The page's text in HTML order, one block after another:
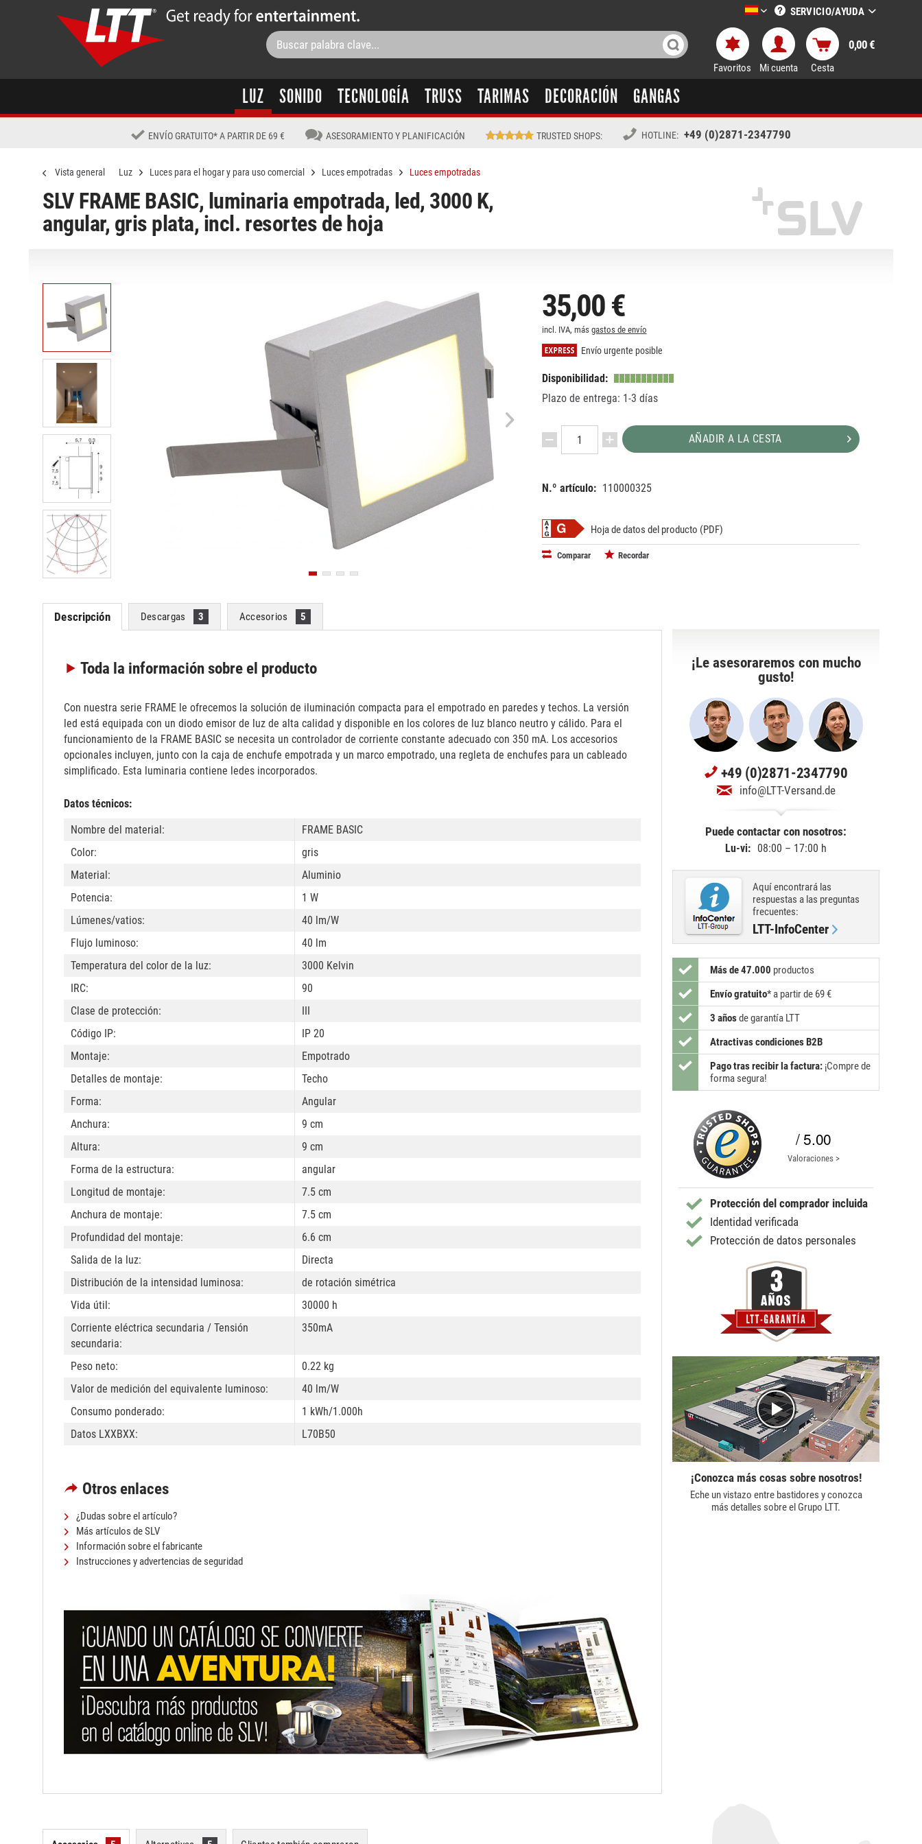
LTT-Versand spanisch
SERVICIO/AYUDA
Favoritos Mi cuenta Cesta
0,00 €
LUZ SONIDO TECNOLOGÍA TRUSS TARIMAS DECORACIÓN GANGAS
ENVÍO GRATUITO* A PARTIR DE 69 € ASESORAMIENTO Y PLANIFICACIÓN TRUSTED SHOPS: HOTLINE: +49 (0)2871-2347790
Vista general Luz Luces para el hogar y para uso comercial Luces empotradas Luces empotradas
SLV FRAME BASIC, luminaria empotrada, led, 3000 K,
angular, gris plata, incl. resortes de hoja
35,00 €
incl. IVA, más gastos de envío
Envío urgente posible
Disponibilidad:
Plazo de entrega: 1-3 días
AÑADIR A LA CESTA
N.º artículo: 110000325
Hoja de datos del producto (PDF)
Comparar Recordar
Descripción Descargas 3 Accesorios 5
Toda la informaciónsobre el producto
Con nuestra serie FRAME le ofrecemos la solución de iluminación compacta para el empotrado en paredes y techos. La versión
led está equipada con un diodo emisor de luz de alta calidad y disponible en los colores de luz blanco neutro y cálido. Para el
funcionamiento de la FRAME BASIC se necesita un controlador de corriente constante adecuado con 350 mA. Los accesorios
opcionales incluyen, junto con la caja de enchufe empotrada y un marco empotrado, una regleta de enchufes para un cableado
simplificado. Esta luminaria contiene ledes incorporados.
Datos técnicos:
Nombre del material:
FRAME BASIC
Color:
gris
Material:
Aluminio
Potencia:
1 W
Lúmenes/vatios:
40 lm/W
Flujo luminoso:
40 lm
Temperatura del color de la luz:
3000 Kelvin
IRC:
90
Clase de protección:
III
Código IP:
IP 20
Montaje:
Empotrado
Detalles de montaje:
Techo
Forma:
Angular
Anchura:
9 cm
Altura:
9 cm
Forma de la estructura:
angular
Longitud de montaje:
7.5 cm
Anchura de montaje:
7.5 cm
Profundidad del montaje:
6.6 cm
Salida de la luz:
Directa
Distribución de la intensidad luminosa:
de rotación simétrica
Vida útil:
30000 h
Corriente eléctrica secundaria / Tensión
secundaria:
350mA
Peso neto:
0.22 kg
Valor de medición del equivalente luminoso:
40 lm/W
Consumo ponderado:
1 kWh/1.000h
Datos LXXBXX:
L70B50
Otros enlaces
¿Dudas sobre el artículo?
Más artículos de SLV
Información sobre el fabricante
Instrucciones y advertencias de seguridad
¡Le asesoraremos con mucho
gusto!
+49 (0)2871-2347790
info@LTT-Versand.de
Puede contactar con nosotros:
Lu-vi: 08:00 – 17:00 h
Aquí encontrará las
respuestas a las preguntas
frecuentes:
LTT-InfoCenter
Más de 47.000 productos
Envío gratuito* a partir de 69 €
3 añosde garantía LTT
Atractivas condiciones B2B
Pago tras recibir la factura: ¡Compre de
forma segura!
/ 5.00
Valoraciones >
Protección del comprador incluida
Identidad verificada
Protección de datos personales
¡Conozca más cosas sobre nosotros!
Eche un vistazo entre bastidores y conozca
más detalles sobre el Grupo LTT.